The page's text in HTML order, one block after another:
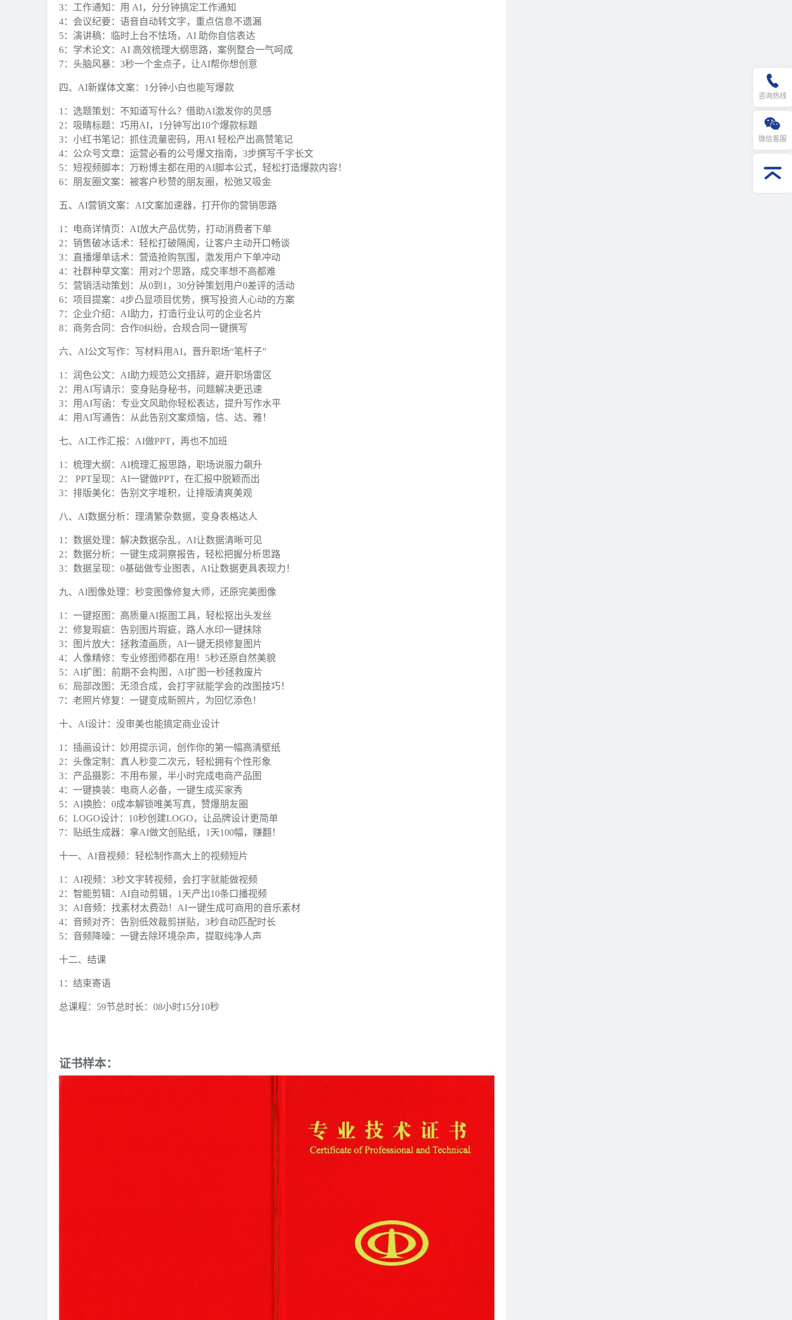
3：工作通知：用 AI，分分钟搞定工作通知
4：会议纪要：语音自动转文字，重点信息不遗漏
5：演讲稿：临时上台不怯场，AI 助你自信表达
6：学术论文：AI 高效梳理大纲思路，案例整合一气呵成
7：头脑风暴：3秒一个金点子，让AI帮你想创意
四、AI新媒体文案：1分钟小白也能写爆款
1：选题策划：不知道写什么？借助AI激发你的灵感
2：吸睛标题：巧用AI，1分钟写出10个爆款标题
3：小红书笔记：抓住流量密码，用AI 轻松产出高赞笔记
4：公众号文章：运营必看的公号爆文指南，3步撰写千字长文
5：短视频脚本：万粉博主都在用的AI脚本公式，轻松打造爆款内容！
6：朋友圈文案：被客户秒赞的朋友圈，松弛又吸金
五、AI营销文案：AI文案加速器，打开你的营销思路
1：电商详情页：AI放大产品优势，打动消费者下单
2：销售破冰话术：轻松打破隔阂，让客户主动开口畅谈
3：直播爆单话术：营造抢购氛围，激发用户下单冲动
4：社群种草文案：用对2个思路，成交率想不高都难
5：营销活动策划：从0到1，30分钟策划用户0差评的活动
6：项目提案：4步凸显项目优势，撰写投资人心动的方案
7：企业介绍：AI助力，打造行业认可的企业名片
8：商务合同：合作0纠纷，合规合同一键撰写
六、AI公文写作：写材料用AI，晋升职场“笔杆子”
1：润色公文：AI助力规范公文措辞，避开职场雷区
2：用AI写请示：变身贴身秘书，问题解决更迅速
3：用AI写函：专业文风助你轻松表达，提升写作水平
4：用AI写通告：从此告别文案烦恼，信、达、雅！
七、AI工作汇报：AI做PPT，再也不加班
1：梳理大纲：AI梳理汇报思路，职场说服力飙升
2： PPT呈现：AI一键做PPT，在汇报中脱颖而出
3：排版美化：告别文字堆积，让排版清爽美观
八、AI数据分析：理清繁杂数据，变身表格达人
1：数据处理：解决数据杂乱，AI让数据清晰可见
2：数据分析：一键生成洞察报告，轻松把握分析思路
3：数据呈现：0基础做专业图表，AI让数据更具表现力！
九、AI图像处理：秒变图像修复大师，还原完美图像
1：一键抠图：高质量AI抠图工具，轻松抠出头发丝
2：修复瑕疵：告别图片瑕疵，路人水印一键抹除
3：图片放大：拯救渣画质，AI一键无损修复图片
4：人像精修：专业修图师都在用！5秒还原自然美貌
5：AI扩图：前期不会构图，AI扩图一秒拯救废片
6：局部改图：无须合成，会打字就能学会的改图技巧！
7：老照片修复：一键变成新照片，为回忆添色！
十、AI设计：没审美也能搞定商业设计
1：插画设计：妙用提示词，创作你的第一幅高清壁纸
2：头像定制：真人秒变二次元，轻松拥有个性形象
3：产品摄影：不用布景，半小时完成电商产品图
4：一键换装：电商人必备，一键生成买家秀
5：AI换脸：0成本解锁唯美写真，赞爆朋友圈
6：LOGO设计：10秒创建LOGO，让品牌设计更简单
7：贴纸生成器：拿AI做文创贴纸，1天100幅，赚翻！
十一、AI音视频：轻松制作高大上的视频短片
1：AI视频：3秒文字转视频，会打字就能做视频
2：智能剪辑：AI自动剪辑，1天产出10条口播视频
3：AI音频：找素材太费劲！AI一键生成可商用的音乐素材
4：音频对齐：告别低效裁剪拼贴，3秒自动匹配时长
5：音频降噪：一键去除环境杂声，提取纯净人声
十二、结课
1：结束寄语
总课程：59节总时长：08小时15分10秒
证书样本：
咨询热线
微信客服